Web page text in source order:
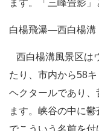
ます。「三峰畳影」
白楊飛瀑―西白楊溝
西白楊溝風景区は
たり、市内から58
ヘクタールであり
ます。峡谷の中に
でこういう名前を